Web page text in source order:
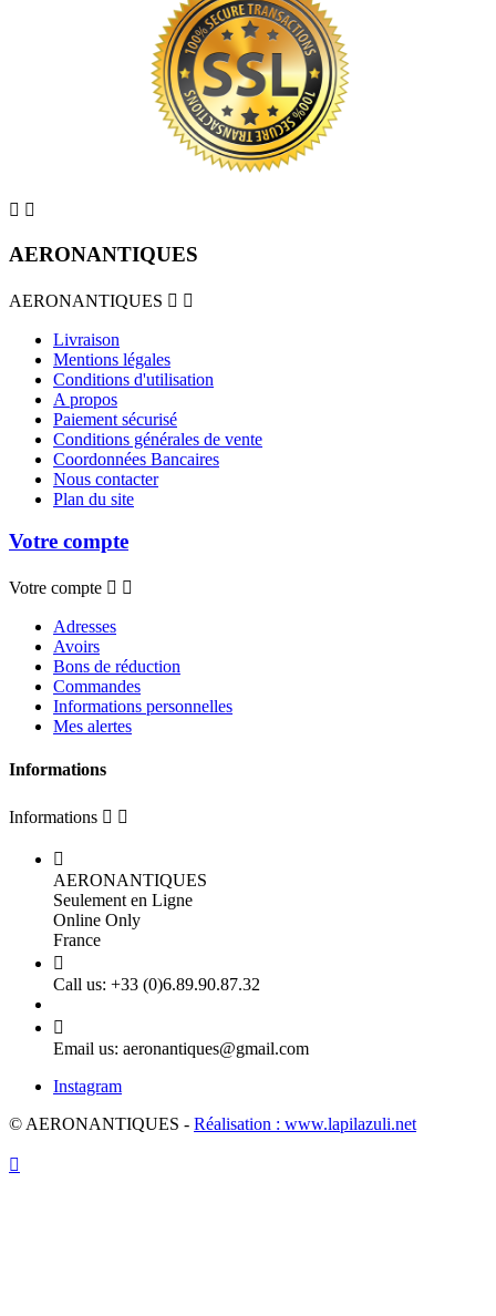
 
AERONANTIQUES
AERONANTIQUES  
Livraison
Mentions légales
Conditions d'utilisation
A propos
Paiement sécurisé
Conditions générales de vente
Coordonnées Bancaires
Nous contacter
Plan du site
Votre compte
Votre compte  
Adresses
Avoirs
Bons de réduction
Commandes
Informations personnelles
Mes alertes
Informations
Informations  

AERONANTIQUES
Seulement en Ligne
Online Only
France

Call us: +33 (0)6.89.90.87.32

Email us: aeronantiques@gmail.com
Instagram
© AERONANTIQUES - Réalisation : www.lapilazuli.net
